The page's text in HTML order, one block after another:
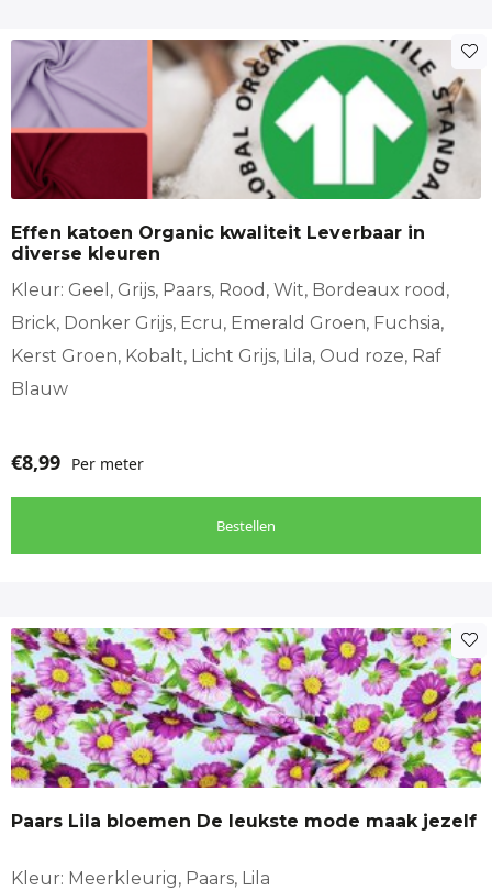
Effen katoen Organic kwaliteit Leverbaar in
diverse kleuren
Kleur: Geel, Grijs, Paars, Rood, Wit, Bordeaux rood,
Brick, Donker Grijs, Ecru, Emerald Groen, Fuchsia,
Kerst Groen, Kobalt, Licht Grijs, Lila, Oud roze, Raf
Blauw
€8,99 Per meter
Bestellen
Dit
product
heeft
meerdere
variaties.
Deze
kan
gekozen
worden
op
productpagina
Paars Lila bloemen De leukste mode maak jezelf
Kleur: Meerkleurig, Paars, Lila